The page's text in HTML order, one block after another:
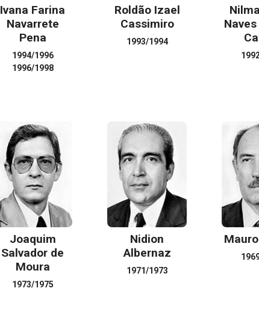
Ivana Farina
Navarrete
Pena
1994/1996
1996/1998
Roldão Izael
Cassimiro
1993/1994
Joaquim
Salvador de
Moura
1973/1975
Nidion
Albernaz
1971/1973